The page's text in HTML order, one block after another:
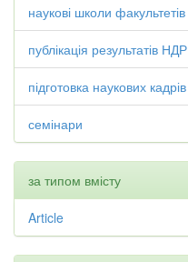
наукові школи факультетів
публікація результатів НДР
підготовка наукових кадрів
семінари
за типом вмісту
Article